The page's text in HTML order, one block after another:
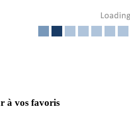
à vos favoris